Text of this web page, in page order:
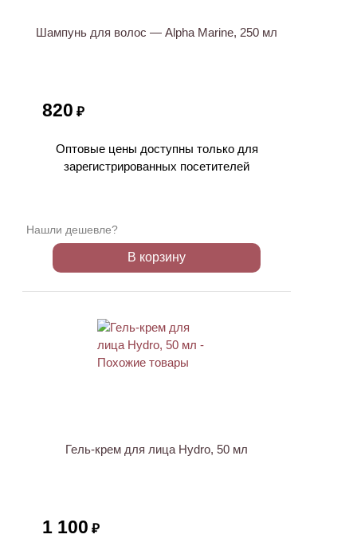
Шампунь для волос — Alpha Marine, 250 мл
820 ₽
Оптовые цены доступны только для
зарегистрированных посетителей
Нашли дешевле?
В корзину
Гель-крем для лица Hydro, 50 мл
1 100 ₽